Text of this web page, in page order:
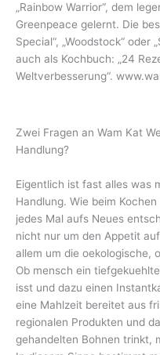
„Rainbow Warrior“, dem
Greenpeace gelernt. Die
Special“, „Woodstock“ oder
auch als Kochbuch: „24
Weltverbesserung“.
Zwei Fragen an Wam Kat
Handlung?
Eigentlich ist fast alles was
Handlung. Wie beim
jedes Mal aufs Neues
nicht nur um den Appetit
allem um die oekologische,
Ob mensch ein
isst und dazu einen
eine Mahlzeit bereitet aus
regionalen Produkten und
gehandelten Bohnen trinkt,